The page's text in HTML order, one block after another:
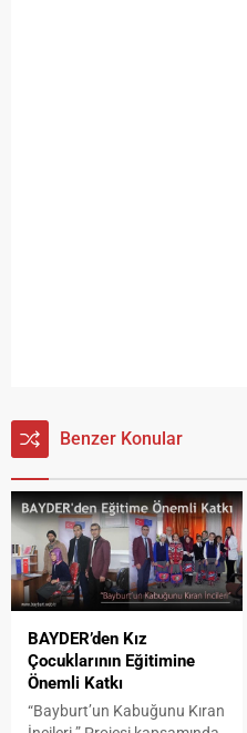
Benzer Konular
BAYDER’den Kız
Çocuklarının Eğitimine
Önemli Katkı
“Bayburt’un Kabuğunu Kıran